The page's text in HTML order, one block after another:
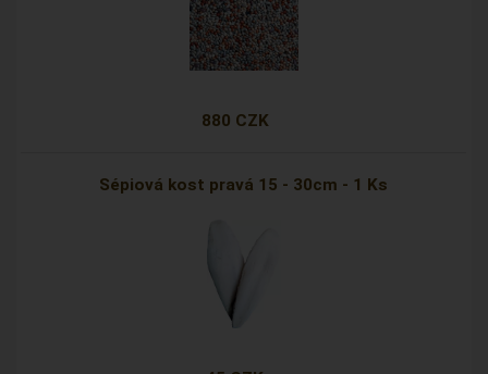
880 CZK
Sépiová kost pravá 15 - 30cm - 1 Ks